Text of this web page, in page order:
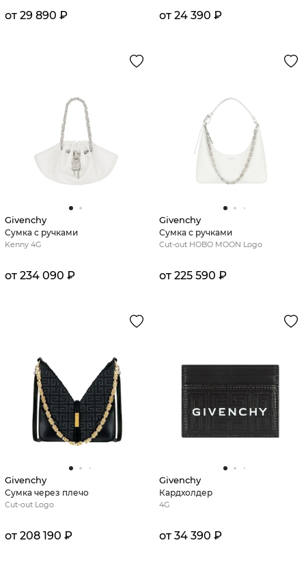
от 29 890 ₽ от 24 390 ₽
Givenchy
Сумка с ручками
Kenny 4G
от 234 090 ₽
Givenchy
Сумка с ручками
Cut-out HOBO MOON Logo
от 225 590 ₽
Givenchy
Сумка через плечо
Cut-out Logo
от 208 190 ₽
Givenchy
Кардхолдер
4G
от 34 390 ₽